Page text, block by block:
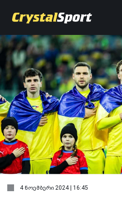
4 ნოემბერი 2024 | 16:45